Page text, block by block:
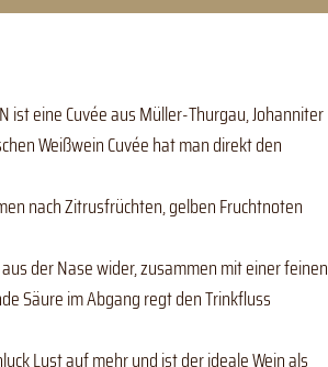
ist eine Cuvée aus Müller-Thurgau, Johanniter
Weißwein Cuvée hat man direkt den
nach Zitrusfrüchten, gelben Fruchtnoten
der Nase wider, zusammen mit einer feinen
Säure im Abgang regt den Trinkfluss
Lust auf mehr und ist der ideale Wein als